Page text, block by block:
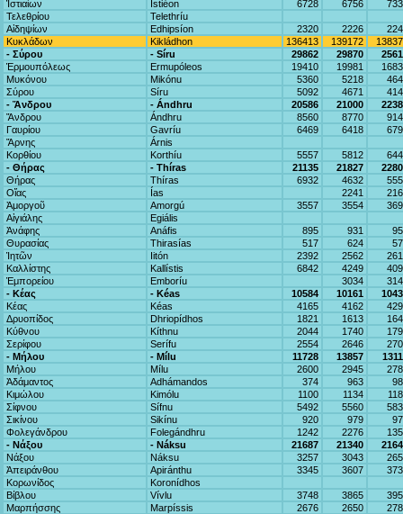
Ἱστιαίων
Istiéon 6728 6756
Τελεθρίου
Telethríu
Αἰδηψίων
Edhipsíon 2320 2226
Κυκλάδων
Kikládhon 136413 139172
- Σύρου
- Síru 29862 29870
Ἑρμουπόλεως
Ermupóleos 19410 19981
Μυκόνου
Mikónu 5360 5218
Σύρου
Síru 5092 4671
- Ἄνδρου
- Ándhru 20586 21000
Ἄνδρου
Ándhru 8560 8770
Γαυρίου
Gavríu 6469 6418
Ἄρνης
Árnis
Κορθίου
Korthíu 5557 5812
- Θήρας
- Thíras 21135 21827
Θήρας
Thíras 6932 4632
Οἴας
Ías 2241
Ἀμοργοῦ
Amorgú 3557 3554
Αἰγιάλης
Egiális
Ἀνάφης
Anáfis 895 931
Θυρασίας
Thirasías 517 624
Ἰητῶν
Iitón 2392 2562
Καλλίστης
Kallístis 6842 4249
Ἐμπορείου
Emboríu 3034
- Κέας
- Kéas 10584 10161
Κέας
Kéas 4165 4162
Δρυοπίδος
Dhriopídhos 1821 1613
Κύθνου
Kíthnu 2044 1740
Σερίφου
Serífu 2554 2646
- Μήλου
- Mílu 11728 13857
Μήλου
Mílu 2600 2945
Ἀδάμαντος
Adhámandos 374 963
Κιμώλου
Kimólu 1100 1134
Σίφνου
Sífnu 5492 5560
Σικίνου
Sikínu 920 979
Φολεγάνδρου
Folegándhru 1242 2276
- Νάξου
- Náksu 21687 21340
Νάξου
Náksu 3257 3043
Ἀπειράνθου
Apiránthu 3345 3607
Κορωνίδος
Koronídhos
Βίβλου
Vívlu 3748 3865
Μαρπήσσης
Marpíssis 2676 2650